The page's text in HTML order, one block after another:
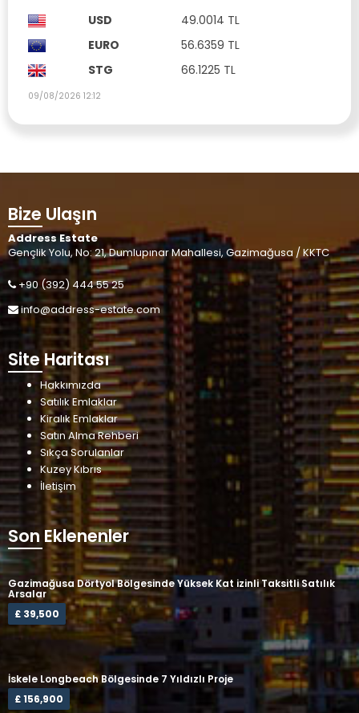
USD
49.0014 TL
EURO
56.6359 TL
STG
66.1225 TL
09/08/2026 12:12
Bize Ulaşın
Address Estate
Gençlik Yolu, No: 21, Dumlupınar Mahallesi, Gazimağusa / KKTC
+90 (392) 444 55 25
info@address-estate.com
Site Haritası
Hakkımızda
Satılık Emlaklar
Kiralık Emlaklar
Satın Alma Rehberi
Sıkça Sorulanlar
Kuzey Kıbrıs
İletişim
Son Eklenenler
Gazimağusa Dörtyol Bölgesinde Yüksek Kat izinli Taksitli Satılık
Arsalar
£ 39,500
İskele Longbeach Bölgesinde 7 Yıldızlı Proje
£ 156,900